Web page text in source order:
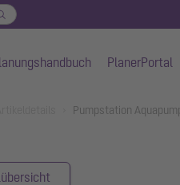
PlanerPortal
Pumpstation